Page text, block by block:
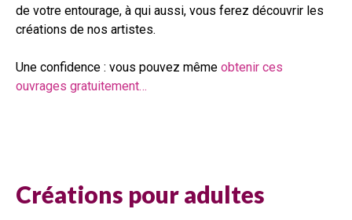
de votre entourage, à qui aussi, vous ferez découvrir les
créations de nos artistes.
Une confidence : vous pouvez même obtenir ces
ouvrages gratuitement…
Créations pour adultes